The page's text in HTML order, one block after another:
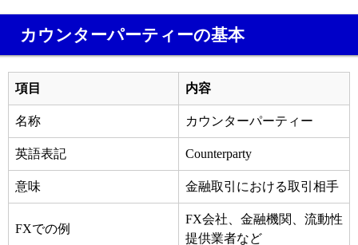
カウンターパーティーの基本
項目 内容
名称 カウンターパーティー
英語表記 Counterparty
意味 金融取引における取引相手
FXでの例
FX会社、金融機関、流動性
提供業者など